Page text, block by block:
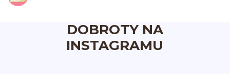
DOBROTY NA
INSTAGRAMU